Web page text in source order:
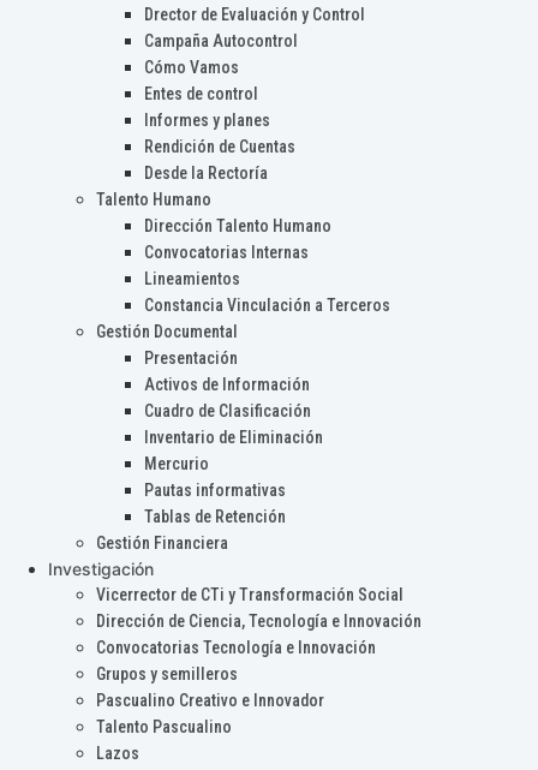
Drector de Evaluación y Control
Campaña Autocontrol
Cómo Vamos
Entes de control
Informes y planes
Rendición de Cuentas
Desde la Rectoría
Talento Humano
Dirección Talento Humano
Convocatorias Internas
Lineamientos
Constancia Vinculación a Terceros
Gestión Documental
Presentación
Activos de Información
Cuadro de Clasificación
Inventario de Eliminación
Mercurio
Pautas informativas
Tablas de Retención
Gestión Financiera
Investigación
Vicerrector de CTi y Transformación Social
Dirección de Ciencia, Tecnología e Innovación
Convocatorias Tecnología e Innovación
Grupos y semilleros
Pascualino Creativo e Innovador
Talento Pascualino
Lazos